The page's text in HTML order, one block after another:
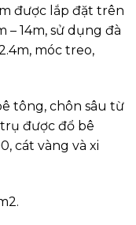
được lắp đặt trên
– 14m, sử dụng đà
móc treo,
tông, chôn sâu từ
được đổ bê
cát vàng và xi